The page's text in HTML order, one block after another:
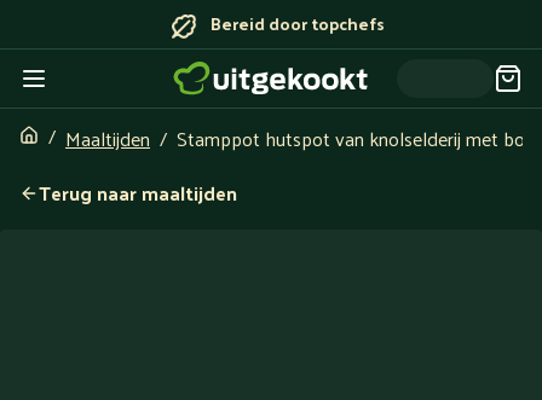
Bereid door topchefs
Maaltijden
Stamppot hutspot van knolselderij met
Terug naar maaltijden